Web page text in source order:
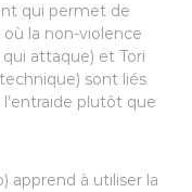
qui permet de
où la non-violence
attaque) et Tori
sont liés
plutôt que
apprend à utiliser la